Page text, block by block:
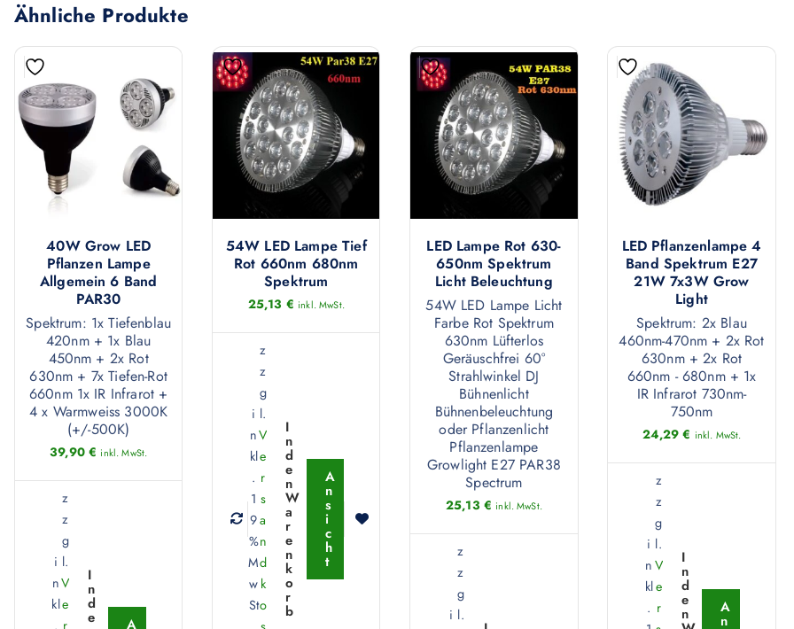
Ähnliche Produkte
40W Grow LED
Pflanzen Lampe
Allgemein 6 Band
PAR30
Spektrum: 1x Tiefenblau
420nm + 1x Blau
450nm + 2x Rot
630nm + 7x Tiefen-Rot
660nm 1x IR Infrarot +
4 x Warmweiss 3000K
(+/-500K)
39,90€ inkl. MwSt.
i
n
kl
z
z
g
l.
V
e
I
n
d
e A
54W LED Lampe Tief
Rot 660nm 680nm
Spektrum
25,13 € inkl. MwSt.
i
n
kl
.
1
9
%
M
w
St
z
z
g
l.
V
e
r
s
a
n
d
k
o
I
n
d
e
n
W
a
r
e
n
k
o
r
b
A
n
s
i
c
h
t
LED Lampe Rot 630-
650nm Spektrum
Licht Beleuchtung
54W LED Lampe Licht
Farbe Rot Spektrum
630nm Lüfterlos
Geräuschfrei 60°
Strahlwinkel DJ
Bühnenlicht
Bühnenbeleuchtung
oder Pflanzenlicht
Pflanzenlampe
Growlight E27 PAR38
Spectrum
25,13 € inkl. MwSt.
i
z
z
g
l.
LED Pflanzenlampe 4
Band Spektrum E27
21W 7x3W Grow
Light
Spektrum: 2x Blau
460nm-470nm + 2x Rot
630nm + 2x Rot
660nm - 680nm + 1x
IR Infrarot 730nm-
750nm
24,29€ inkl. MwSt.
i
n
kl
.
z
z
g
l.
V
e
r
I
n
d
e
n A
n